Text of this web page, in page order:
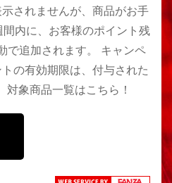
されませんが、商品がお手
内に、お客様のポイント残
で追加されます。 キャンペ
の有効期限は、付与された
象商品一覧はこちら！